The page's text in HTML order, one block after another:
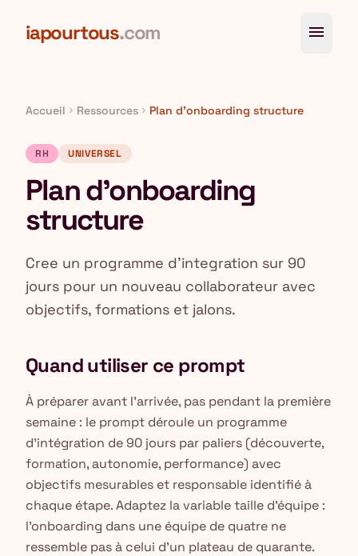
iapourtous.com menu
Accueil chevron_right Ressources chevron_right Plan d'onboarding structure
RH UNIVERSEL
Plan d'onboarding
structure
Cree un programme d'integration sur 90
jours pour un nouveau collaborateur avec
objectifs, formations et jalons.
Quand utiliser ce prompt
À préparer avant l'arrivée, pas pendant la première
semaine : le prompt déroule un programme
d'intégration de 90 jours par paliers (découverte,
formation, autonomie, performance) avec
objectifs mesurables et responsable identifié à
chaque étape. Adaptez la variable taille d'équipe :
l'onboarding dans une équipe de quatre ne
ressemble pas à celui d'un plateau de quarante.